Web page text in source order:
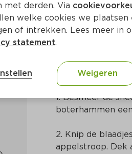
Europees
1. Besmeer de
boterhammen
2. Knip de
appelstroop. Dek
met derden. Via
welke cookies we plaatsen
of intrekken. Lees meer in
statement.
Weigeren